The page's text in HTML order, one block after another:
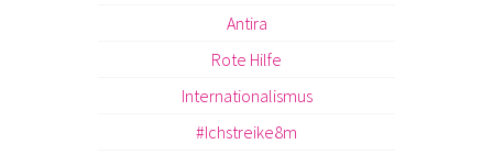
Antira
Rote Hilfe
Internationalismus
#Ichstreike8m